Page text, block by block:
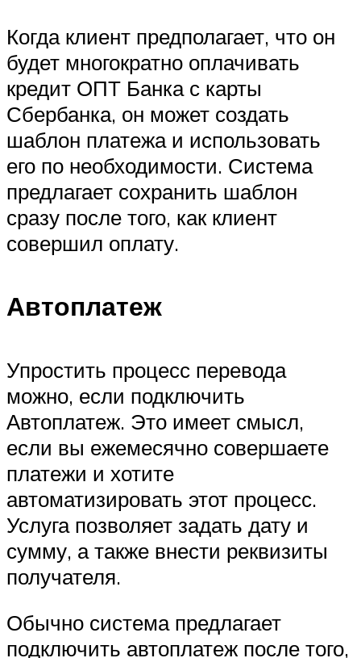
Когда клиент предполагает, что он
будет многократно оплачивать
кредит ОПТ Банка с карты
Сбербанка, он может создать
шаблон платежа и использовать
его по необходимости. Система
предлагает сохранить шаблон
сразу после того, как клиент
совершил оплату.
Автоплатеж
Упростить процесс перевода
можно, если подключить
Автоплатеж. Это имеет смысл,
если вы ежемесячно совершаете
платежи и хотите
автоматизировать этот процесс.
Услуга позволяет задать дату и
сумму, а также внести реквизиты
получателя.
Обычно система предлагает
подключить автоплатеж после того,